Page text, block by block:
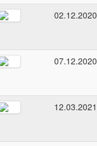
02.12.2020
07.12.2020
12.03.2021